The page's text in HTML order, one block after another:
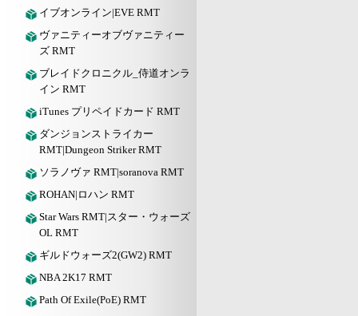
イブオンライン|EVE RMT
ヴァニティーオブヴァニティー
ズ RMT
ブレイドクロニクル_侍道オンラ
イン RMT
iTunes プリペイドカード RMT
ダンジョンストライカー
RMT|Dungeon Striker RMT
ソラノヴァ RMT|soranova RMT
ROHAN|ロハン RMT
Star Wars RMT|スター・ウォーズ
OL RMT
ギルドウォーズ2(GW2) RMT
NBA 2K17 RMT
Path Of Exile(PoE) RMT